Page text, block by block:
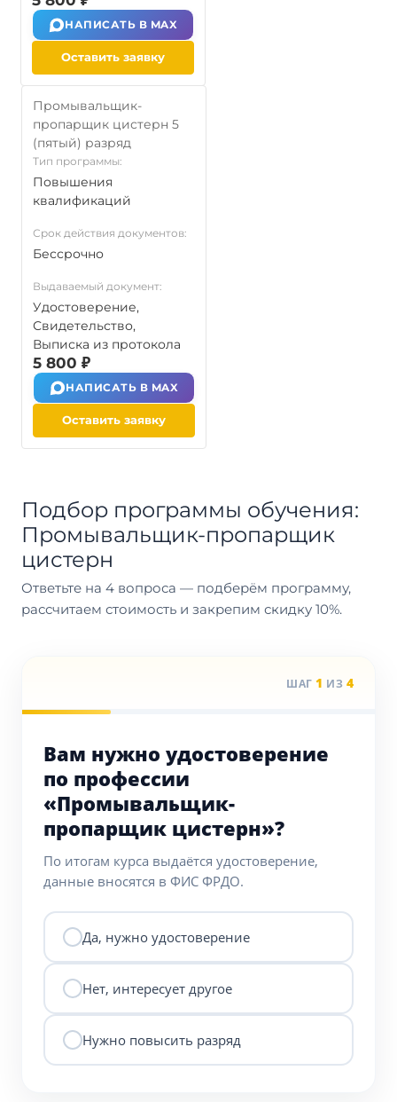
НАПИСАТЬ В MAX
Оставить заявку
Промывальщик-
пропарщик цистерн 5
(пятый) разряд
Тип программы:
Повышения
квалификаций
Срок действия документов:
Бессрочно
Выдаваемый документ:
Удостоверение,
Свидетельство,
Выписка из протокола
5 800 ₽
НАПИСАТЬ В MAX
Оставить заявку
Подбор программы обучения:
Промывальщик-пропарщик
цистерн
Ответьте на 4 вопроса — подберём программу,
рассчитаем стоимость и закрепим скидку 10%.
ШАГ 1 ИЗ 4
Вам нужно удостоверение
по профессии
«Промывальщик-
пропарщик цистерн»?
По итогам курса выдаётся удостоверение,
данные вносятся в ФИС ФРДО.
Да, нужно удостоверение
Нет, интересует другое
Нужно повысить разряд